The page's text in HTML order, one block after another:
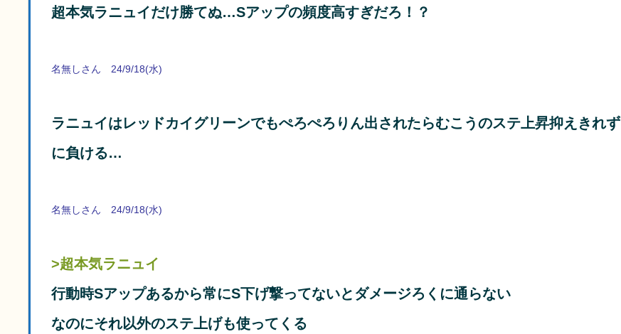
超本気ラニュイだけ勝てぬ…Sアップの頻度高すぎだろ！？
名無しさん 24/9/18(水)
ラニュイはレッドカイグリーンでもぺろぺろりん出されたらむこうのステ上昇抑えきれず
に負ける…
名無しさん 24/9/18(水)
>超本気ラニュイ
行動時Sアップあるから常にS下げ撃ってないとダメージろくに通らない
なのにそれ以外のステ上げも使ってくる